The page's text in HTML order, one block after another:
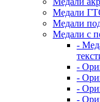
Медали
Медали
Медали с
-
-
-
-
-